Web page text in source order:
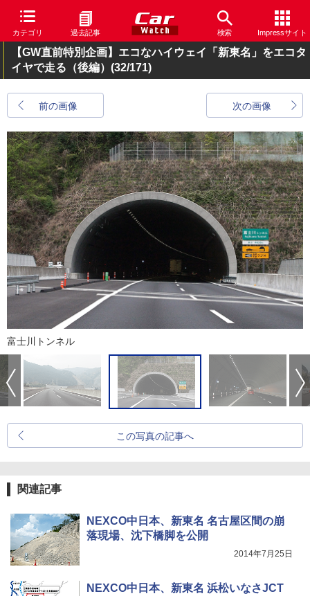
カテゴリ 過去記事 検索 Impressサイト
【GW直前特別企画】エコなハイウェイ「新東名」をエコタ
イヤで走る（後編） (32/171)
前の画像 次の画像
富士川トンネル
この写真の記事へ
関連記事
NEXCO中日本、新東名 名古屋区間の崩
落現場、沈下橋脚を公開
2014年7月25日
NEXCO中日本、新東名 浜松いなさJCT